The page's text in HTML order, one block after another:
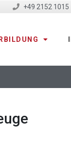
+49 2152 1015